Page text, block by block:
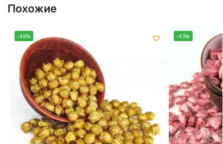
Похожие
-48% -43%